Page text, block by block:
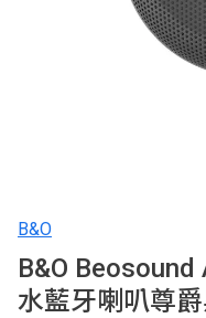
B&O
B&O
水藍牙喇叭尊